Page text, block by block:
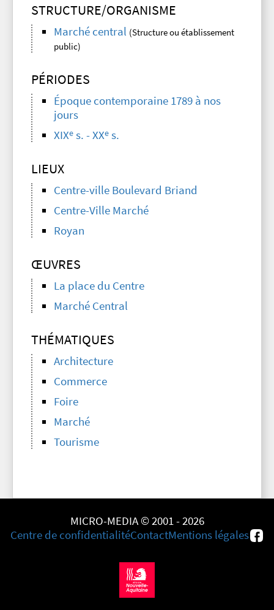
STRUCTURE/ORGANISME
Marché central (Structure ou établissement
public)
PÉRIODES
Époque contemporaine 1789 à nos
jours
XIXe s. - XXe s.
LIEUX
Centre-ville Boulevard Briand
Centre-Ville Marché
Royan
ŒUVRES
La place du Centre
Marché Central
THÉMATIQUES
Architecture
Commerce
Foire
Marché
Tourisme
MICRO-MEDIA © 2001 - 2026
Centre de confidentialitéContactMentions légales